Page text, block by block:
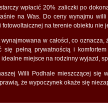
wpłacić 20% zaliczki po
na Was. Do ceny wynajmu
na terenie obiektu nie
w całości, co
się pełną prywatnością i
miejsce na rodzinny wyjazd,
Willi Podhale mieszczącej się
że wypoczynek okaże się